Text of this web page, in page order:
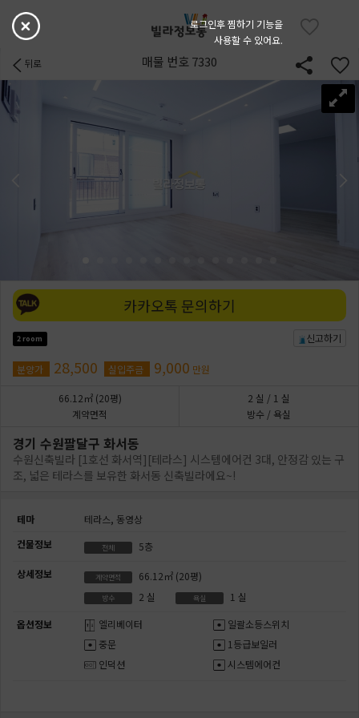
로그인후 찜하기 기능을
사용할 수 있어요.
매물 번호 7330
뒤로
카카오톡 문의하기
신고하기
2 room
분양가 28,500 실입주금 9,000 만원
66.12㎡ (20평)
계약면적
2 실 / 1 실
방수 / 욕실
경기 수원팔달구 화서동
수원신축빌라 [1호선 화서역][테라스] 시스템에어컨 3대, 안정감 있는 구
조, 넓은 테라스를 보유한 화서동 신축빌라에요~!
테마 테라스, 동영상
건물정보
전체
5층
상세정보
계약면적 66.12㎡ (20평)
방수 2 실 욕실 1 실
옵션정보
엘리베이터
일괄소등스위치
중문
1등급보일러
인덕션
시스템에어컨